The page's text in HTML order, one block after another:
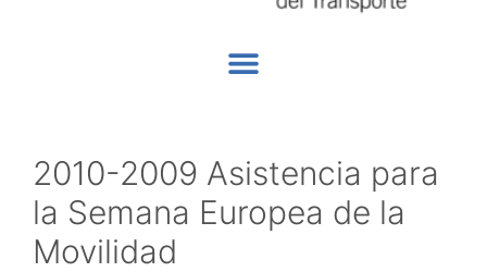
2010-2009 Asistencia para
la Semana Europea de la
Movilidad